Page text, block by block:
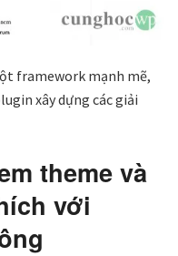
framework mạnh mẽ,
xây dựng các giải
theme và
với